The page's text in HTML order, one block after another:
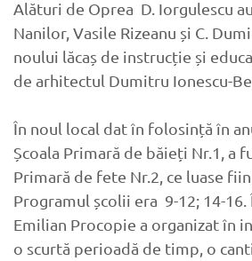
Alături de Oprea D. Iorgulescu
Nanilor, Vasile Rizeanu și C.
noului lăcaș de instrucție și
de arhitectul Dumitru Ionescu-
În noul local dat în folosință în
Școala Primară de băieți Nr.1, a
Primară de fete Nr.2, ce luase
Programul școlii era 9-12; 14-16.
Emilian Procopie a organizat în
o scurtă perioadă de timp, o